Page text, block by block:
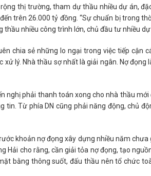
thị trường, tham dự thầu nhiều dự án,
trên 26.000 tỷ đồng. “Sự chuẩn bị trong
nhiều công trình lớn, chủ đầu tư nhiều dự
chia sẻ những lo ngại trong việc tiếp cận
lý. Nhà thầu sợ nhất là giải ngân. Nợ đọng
nghị phải thanh toán xong cho nhà thầu
Từ phía DN cũng phải năng động, chủ
khoản nợ đọng xây dựng nhiều năm
cho rằng, cần giải tỏa nợ đọng, tạo
bằng thông suốt, đấu thầu nên tổ chức